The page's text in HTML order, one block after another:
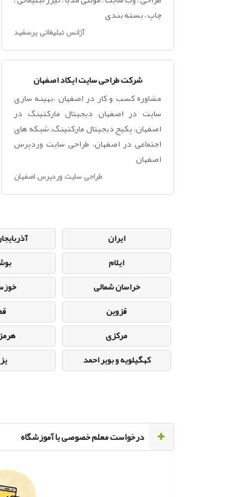
چاپ ، بسته بندی
آژانس تبلیغاتی پرسفید
شرکت طراحی سایت ایکاد اصفهان
مشاوره کسب و کار در اصفهان ،بهینه سازی
سایت در اصفهان دیجیتال مارکتینگ در
اصفهان، پکیج دیجیتال مارکتینگ، شبکه های
اجتماعی در اصفهان، طراحی سایت وردپرس
اصفهان
طراحی سایت وردپرس اصفهان
ایران
ایلام
خراسان شمالی
قزوین
مرکزی
کهگیلویه و بویر احمد
‌درخواست معلم خصوصی یا آموزشگاه